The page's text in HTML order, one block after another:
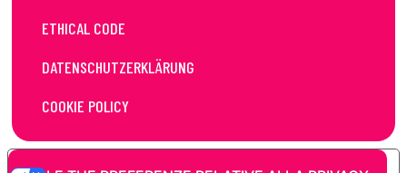
ETHICAL CODE
DATENSCHUTZERKLÄRUNG
COOKIE POLICY